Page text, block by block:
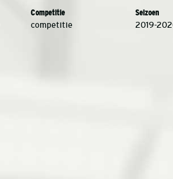
Competitie Seizoen
competitie 2019-